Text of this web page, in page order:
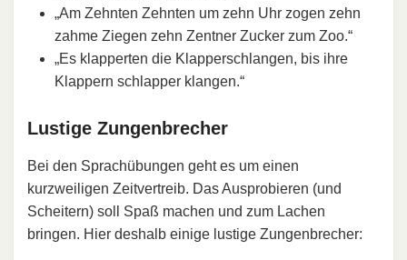
„Am Zehnten Zehnten um zehn Uhr zogen zehn
zahme Ziegen zehn Zentner Zucker zum Zoo.“
„Es klapperten die Klapperschlangen, bis ihre
Klappern schlapper klangen.“
Lustige Zungenbrecher
Bei den Sprachübungen geht es um einen
kurzweiligen Zeitvertreib. Das Ausprobieren (und
Scheitern) soll Spaß machen und zum Lachen
bringen. Hier deshalb einige lustige Zungenbrecher: